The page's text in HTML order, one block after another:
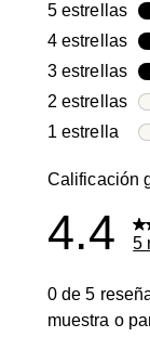
5 estrellas
4 estrellas
3 estrellas
2 estrellas
1 estrella
Calificación
4.4 5
0 de 5
muestra o